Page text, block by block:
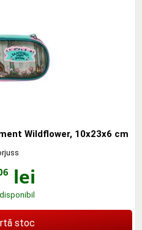
Wildflower, 10x23x6 cm
lei
stoc